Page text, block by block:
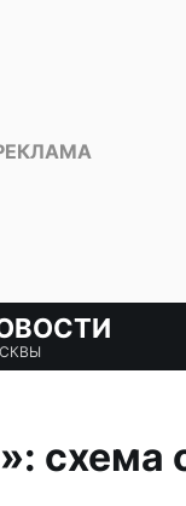
схема